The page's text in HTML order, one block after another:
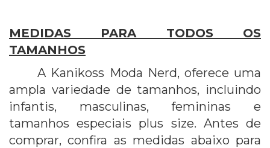
MEDIDAS PARA TODOS OS
TAMANHOS
A Kanikoss Moda Nerd, oferece uma
ampla variedade de tamanhos, incluindo
infantis, masculinas, femininas e
tamanhos especiais plus size. Antes de
comprar, confira as medidas abaixo para